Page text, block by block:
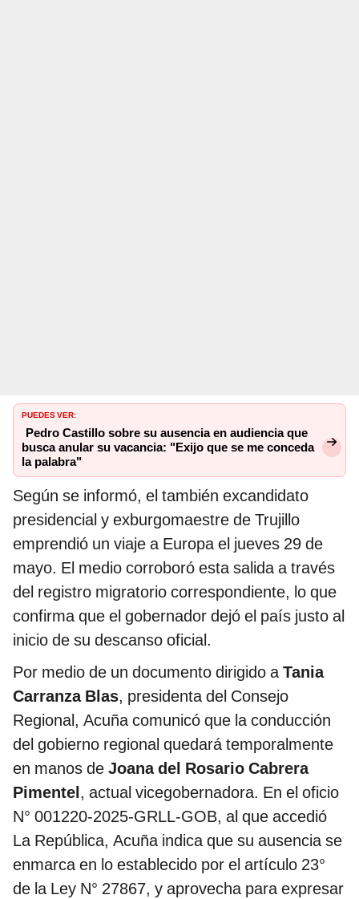
PUEDES VER:
Pedro Castillo sobre su ausencia en audiencia que
busca anular su vacancia: "Exijo que se me conceda
la palabra"
Según se informó, el también excandidato
presidencial y exburgomaestre de Trujillo
emprendió un viaje a Europa el jueves 29 de
mayo. El medio corroboró esta salida a través
del registro migratorio correspondiente, lo que
confirma que el gobernador dejó el país justo al
inicio de su descanso oficial.
Por medio de un documento dirigido aTania
Carranza Blas, presidenta del Consejo
Regional, Acuña comunicó que la conducción
del gobierno regional quedará temporalmente
en manos de Joana del Rosario Cabrera
Pimentel, actual vicegobernadora. En el oficio
N° 001220-2025-GRLL-GOB, al que accedió
La República, Acuña indica que su ausencia se
enmarca en lo establecido por el artículo 23°
de la Ley N° 27867, y aprovecha para expresar